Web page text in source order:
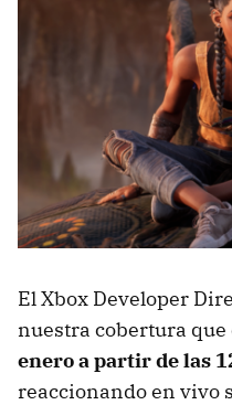
El Xbox Developer
nuestra cobertura
enero a partir de las
reaccionando en vivo